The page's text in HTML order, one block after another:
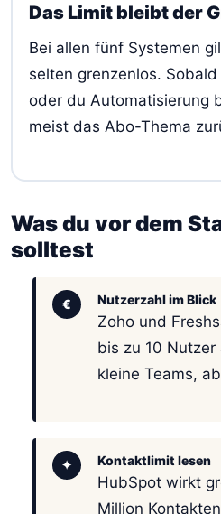
Das Limit bleibt der
Bei allen fünf Systemen
selten grenzenlos.
oder du Automatisierung
meist das Abo-Thema
Was du vor dem
solltest
€ Nutzerzahl im Blick
Zoho und
bis zu 10
kleine Teams,
✦ Kontaktlimit lesen
HubSpot wirkt
Million